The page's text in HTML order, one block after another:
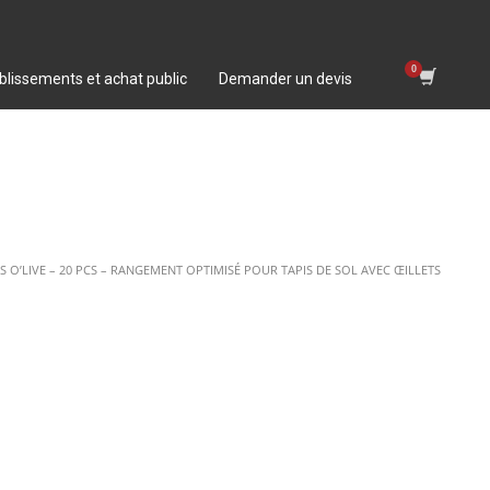
et achat public Demander un devis
O’LIVE – 20 PCS – RANGEMENT OPTIMISÉ POUR TAPIS DE SOL AVEC ŒILLETS